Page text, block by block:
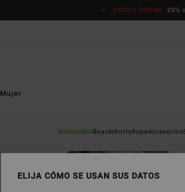
DOBLE PROMO 25%
NovedadesBoardshortsRopaAccesorios
Mujer
ELIJA CÓMO SE USAN SUS DATOS